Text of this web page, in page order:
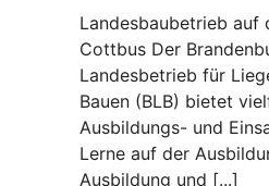
Landesbaubetrieb auf
Cottbus Der
Landesbetrieb für
Bauen (BLB) bietet
Ausbildungs- und
Lerne auf der
Ausbildung und [...]